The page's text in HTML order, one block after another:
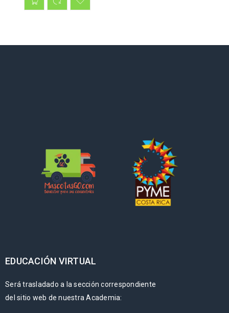
EDUCACIÓN VIRTUAL
Será trasladado a la sección correspondiente
del sitio web de nuestra Academia: